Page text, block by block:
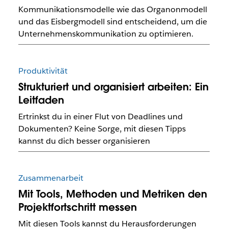
Kommunikationsmodelle wie das Organonmodell
und das Eisbergmodell sind entscheidend, um die
Unternehmenskommunikation zu optimieren.
Produktivität
Strukturiert und organisiert arbeiten: Ein
Leitfaden
Ertrinkst du in einer Flut von Deadlines und
Dokumenten? Keine Sorge, mit diesen Tipps
kannst du dich besser organisieren
Zusammenarbeit
Mit Tools, Methoden und Metriken den
Projektfortschritt messen
Mit diesen Tools kannst du Herausforderungen